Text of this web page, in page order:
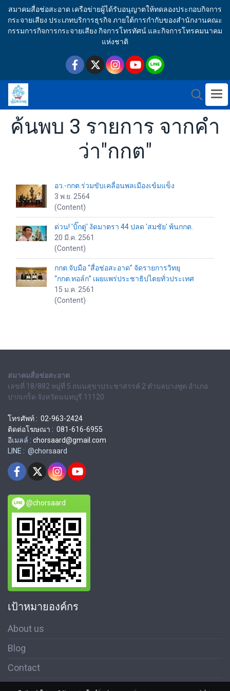
สมาคมสื่อช่อสะอาด เครือข่ายผู้ได้รับอนุญาตให้ทดลองประกอบกิจการ
กระจายเสียง ประเภทบริการธุรกิจ ภายใต้การกำกับของสำนักงานคณะ
กรรมการกิจการกระจายเสียง กิจการโทรทัศน์ และกิจการโทรคมนาคม
แห่งชาติ
ค้นพบ 3 รายการ จากคำ
ว่า"กกต"
อว.-กกต.ร่วมขับเคลื่อนพลเมืองเข้มแข็ง
3 พ.ย. 2564
(Content)
ด่วน! 'บิ๊กตู่' งัดมาตรา 44 ปลด 'สมชัย' พ้นกกต.
20 มี.ค. 2561
(Content)
กกต.จับมือ “สื่อช่อสะอาด” จัดรายการวิทยุ
“กกต.ทอล์ก” เผยแพร่ประชาธิปไตยทั่วประเทศ
15 ม.ค. 2561
(Content)
สมาคมสื่อช่อสะอาด
เลขที่ 18/882 หมู่ที่ 5 ถนนสุขาประชาสรรค์ 2 ตำบลบางพูด อำเภอ
ปากเกร็ด จังหวัดนนทบุรี 11120
โทรศัพท์ : 02-963-2424
ติดต่อโฆษณา : 081-616-6955
อีเมลล์ : chorsaard@gmail.com
LINE : @chorsaard
@chorsaard
เป้าหมายองค์กร
About us
Blog
Contact